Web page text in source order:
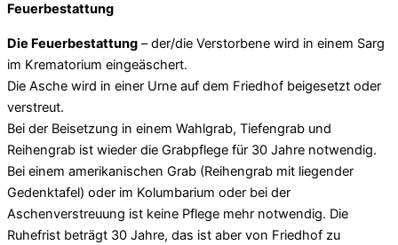
Feuerbestattung
Die Feuerbestattung – der/die Verstorbene wird in einem Sarg
im Krematorium eingeäschert.
Die Asche wird in einer Urne auf dem Friedhof beigesetzt oder
verstreut.
Bei der Beisetzung in einem Wahlgrab, Tiefengrab und
Reihengrab ist wieder die Grabpflege für 30 Jahre notwendig.
Bei einem amerikanischen Grab (Reihengrab mit liegender
Gedenktafel) oder im Kolumbarium oder bei der
Aschenverstreuung ist keine Pflege mehr notwendig. Die
Ruhefrist beträgt 30 Jahre, das ist aber von Friedhof zu